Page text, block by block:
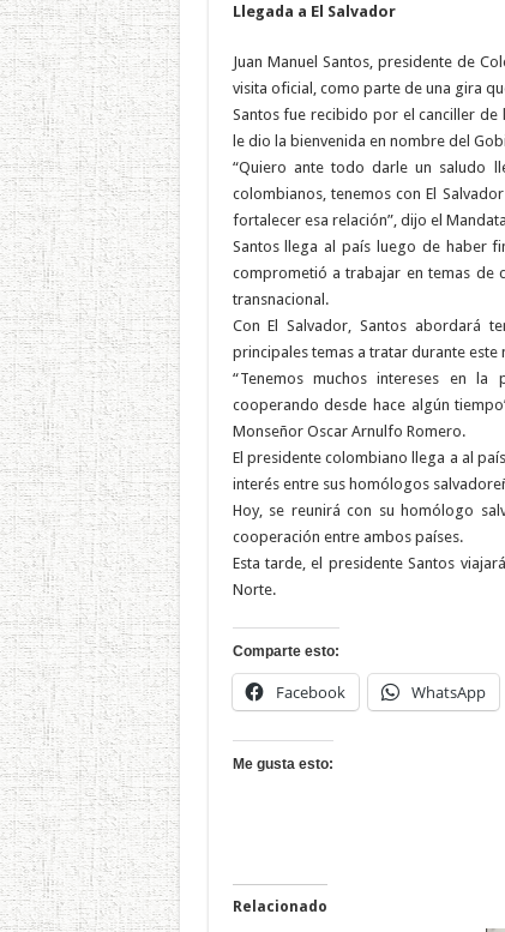
Llegada a El Salvador
Juan Manuel Santos, presidente de
visita oficial, como parte de una gira
Santos fue recibido por el canciller
le dio la bienvenida en nombre del
“Quiero ante todo darle un saludo
colombianos, tenemos con El
fortalecer esa relación”, dijo el
Santos llega al país luego de haber
comprometió a trabajar en temas de
transnacional.
Con El Salvador, Santos abordará
principales temas a tratar durante
“Tenemos muchos intereses en la
cooperando desde hace algún
Monseñor Oscar Arnulfo Romero.
El presidente colombiano llega a al
interés entre sus homólogos
Hoy, se reunirá con su homólogo
cooperación entre ambos países.
Esta tarde, el presidente Santos
Norte.
Comparte esto:
Facebook WhatsApp
Me gusta esto:
Relacionado